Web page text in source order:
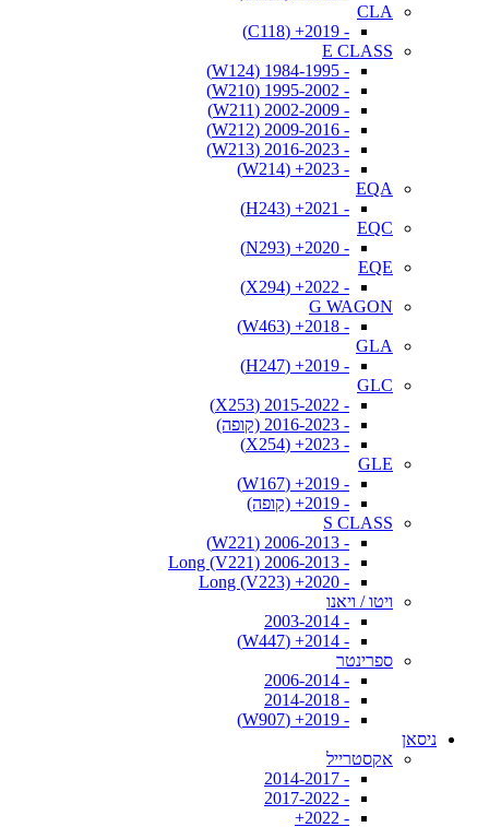
CLA
- 2019+ (C118)
E CLASS
- 1984-1995 (W124)
- 1995-2002 (W210)
- 2002-2009 (W211)
- 2009-2016 (W212)
- 2016-2023 (W213)
- 2023+ (W214)
EQA
- 2021+ (H243)
EQC
- 2020+ (N293)
EQE
- 2022+ (X294)
G WAGON
- 2018+ (W463)
GLA
- 2019+ (H247)
GLC
- 2015-2022 (X253)
- 2016-2023 (קופה)
- 2023+ (X254)
GLE
- 2019+ (W167)
- 2019+ (קופה)
S CLASS
- 2006-2013 (W221)
- 2006-2013 Long (V221)
- 2020+ Long (V223)
ויטו / ויאנו
- 2003-2014
- 2014+ (W447)
ספרינטר
- 2006-2014
- 2014-2018
- 2019+ (W907)
ניסאן
אקסטרייל
- 2014-2017
- 2017-2022
- 2022+